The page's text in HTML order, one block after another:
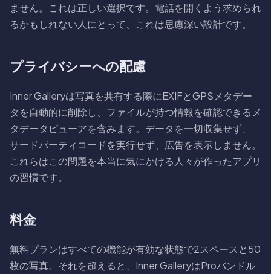
ません。これは正しい選択です。電話を開くよう求められ
るかもしれない人にとって、これは思慮深い設計です。
プライバシーへの配慮
Inner Galleryは写真を共有する際にEXIFとGPSメタデー
タを自動的に削除し、ファイルが持つ情報を確認できるメ
タデータビューアを含みます。データを一切収集せず、
サードパーティコードを実行せず、広告を表示しません。
これらはこの問題を本当に気にかける人々が作ったアプリ
の習慣です。
料金
無料プランはすべての機能が有効な状態で2スペースと50
枚の写真。それを超えると、Inner GalleryはProバンドル